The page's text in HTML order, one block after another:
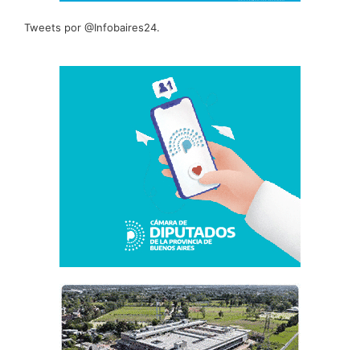
Tweets por @Infobaires24.